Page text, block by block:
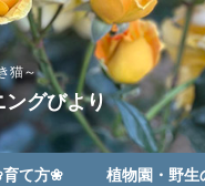
猫～
ングびより
て方❀ 植物園・野生